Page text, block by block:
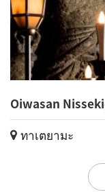
Oiwasan
ทาเตยามะ